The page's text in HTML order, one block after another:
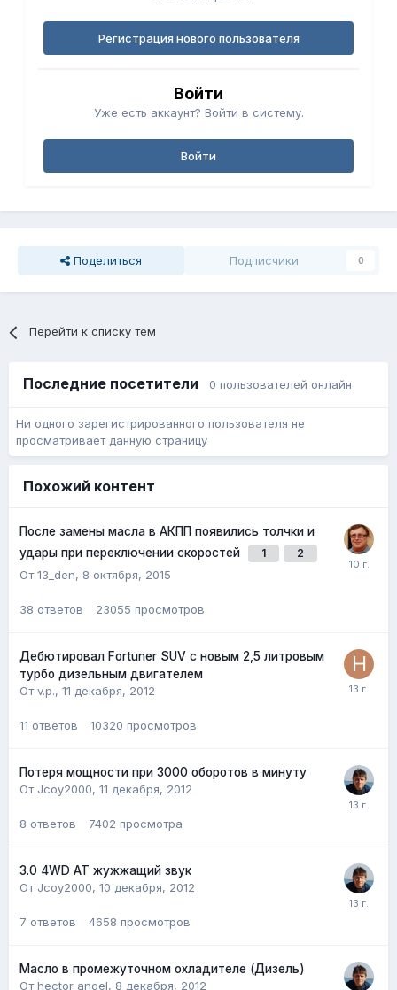
Регистрация нового пользователя
Войти
Уже есть аккаунт? Войти в систему.
Войти
Поделиться Подписчики 0
Перейти к списку тем
Последние посетители 0 пользователей онлайн
Ни одного зарегистрированного пользователя не
просматривает данную страницу
Похожий контент
После замены масла в АКПП появились толчки и
удары при переключении скоростей
1 2
От 13_den, 8 октября, 2015
38 ответов 23055 просмотров
Дебютировал Fortuner SUV с новым 2,5 литровым
турбо дизельным двигателем
От v.p., 11 декабря, 2012
11 ответов 10320 просмотров
Потеря мощности при 3000 оборотов в минуту
От Jcoy2000, 11 декабря, 2012
8 ответов 7402 просмотра
3.0 4WD AT жужжащий звук
От Jcoy2000, 10 декабря, 2012
7 ответов 4658 просмотров
Масло в промежуточном охладителе (Дизель)
От hector angel, 8 декабря, 2012